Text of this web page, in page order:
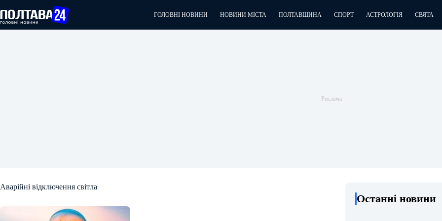
до
вмісту
ГОЛОВНІ НОВИНИ НОВИНИ МІСТА ПОЛТАВЩИНА СПОРТ АСТРОЛОГІЯ СВЯТА
Аварійні відключення світла
Останні новини